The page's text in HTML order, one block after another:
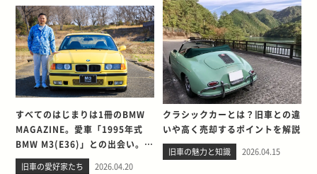
すべてのはじまりは1冊のBMW
MAGAZINE。愛車「1995年式
BMW M3(E36)」との出会い。そ
して別れを考える
旧車の愛好家たち 2026.04.20
クラシックカーとは？旧車との違
いや高く売却するポイントを解説
旧車の魅力と知識 2026.04.15